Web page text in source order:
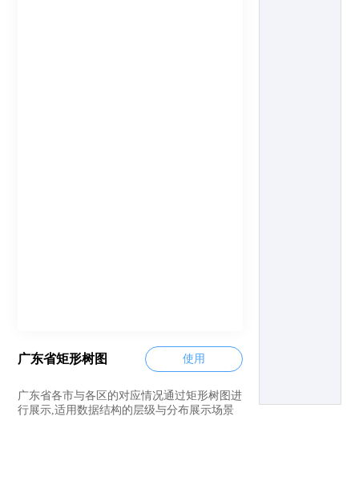
广东省矩形树图 使用
广东省各市与各区的对应情况通过矩形树图进
行展示,适用数据结构的层级与分布展示场景